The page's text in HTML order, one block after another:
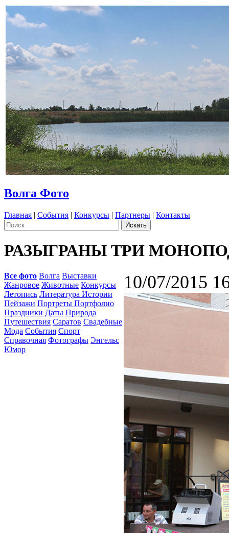
Волга Фото
Главная | События | Конкурсы | Партнеры | Контакты
РАЗЫГРАНЫ ТРИ
Все фото Волга Выставки
Жанровое Животные Конкурсы
Летопись Литература Истории
Пейзажи Портреты Портфолио
Праздники Даты Природа
Путешествия Саратов Свадебные
Мода События Спорт
Справочная Фотографы Энгельс
Юмор
10/07/2015